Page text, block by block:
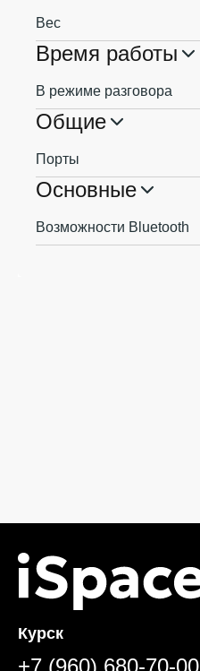
Вес
Время работы
В режиме разговора
Общие
Порты
Основные
Возможности Bluetooth
Курск
+7 (960) 680-70-00